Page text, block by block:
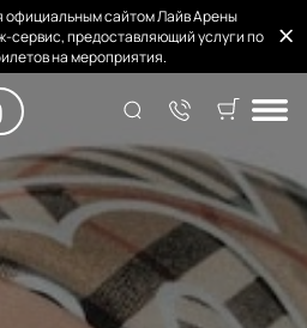
официальным сайтом Лайв Арены
сервис, предоставляющий услуги по
на мероприятия.